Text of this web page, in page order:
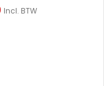
Incl. BTW